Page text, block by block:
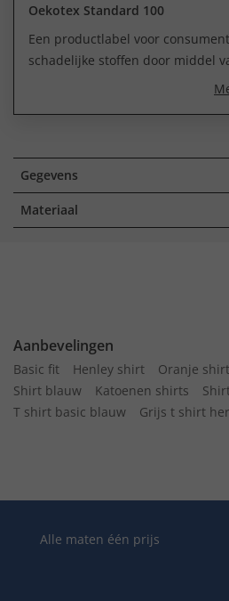
Oekotex Standard 100
Een productlabel voor
schadelijke stoffen door middel
Gegevens
Materiaal
Aanbevelingen
Basic fit Henley shirt Oranje
Shirt blauw
Katoenen shirts
T shirt basic blauw
Grijs t shirt
Alle maten één prijs